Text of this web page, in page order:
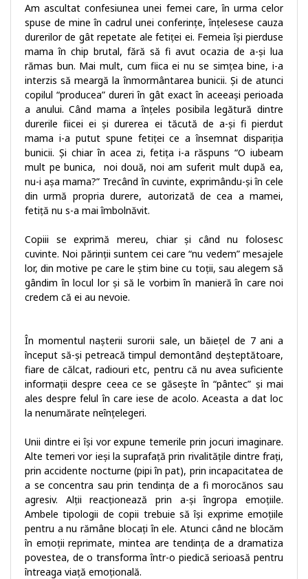
Am ascultat confesiunea unei femei care, în urma celor
spuse de mine în cadrul unei conferințe, înțelesese cauza
durerilor de gât repetate ale fetiței ei. Femeia își pierduse
mama în chip brutal, fără să fi avut ocazia de a-și lua
rămas bun. Mai mult, cum fiica ei nu se simțea bine, i-a
interzis să meargă la înmormântarea bunicii. Și de atunci
copilul “producea” dureri în gât exact în aceeași perioada
a anului. Când mama a înțeles posibila legătură dintre
durerile fiicei ei și durerea ei tăcută de a-și fi pierdut
mama i-a putut spune fetiței ce a însemnat dispariția
bunicii. Și chiar în acea zi, fetița i-a răspuns “O iubeam
mult pe bunica, noi două, noi am suferit mult după ea,
nu-i așa mama?” Trecând în cuvinte, exprimându-și în cele
din urmă propria durere, autorizată de cea a mamei,
fetiță nu s-a mai îmbolnăvit.
Copiii se exprimă mereu, chiar și când nu folosesc
cuvinte. Noi părinții suntem cei care “nu vedem” mesajele
lor, din motive pe care le știm bine cu toții, sau alegem să
gândim în locul lor și să le vorbim în manieră în care noi
credem că ei au nevoie.
În momentul nașterii surorii sale, un băiețel de 7 ani a
început să-și petreacă timpul demontând deșteptătoare,
fiare de călcat, radiouri etc, pentru că nu avea suficiente
informații despre ceea ce se găsește în “pântec” și mai
ales despre felul în care iese de acolo. Aceasta a dat loc
la nenumărate neînțelegeri.
Unii dintre ei își vor expune temerile prin jocuri imaginare.
Alte temeri vor ieși la suprafață prin rivalitățile dintre frați,
prin accidente nocturne (pipi în pat), prin incapacitatea de
a se concentra sau prin tendința de a fi morocănos sau
agresiv. Alții reacționează prin a-și îngropa emoțiile.
Ambele tipologii de copii trebuie să își exprime emoțiile
pentru a nu rămâne blocați în ele. Atunci când ne blocăm
în emoții reprimate, mintea are tendința de a dramatiza
povestea, de o transforma într-o piedică serioasă pentru
întreaga viață emoțională.